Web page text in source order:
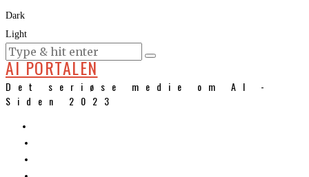
Dark
Light
KURSER
AI PORTALEN
Det seriøse medie om AI -
Siden 2023